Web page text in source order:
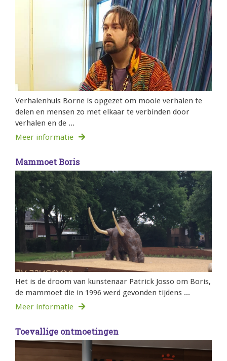
Verhalenhuis Borne is opgezet om mooie verhalen te
delen en mensen zo met elkaar te verbinden door
verhalen en de ...
Meer informatie
Mammoet Boris
Het is de droom van kunstenaar Patrick Josso om Boris,
de mammoet die in 1996 werd gevonden tijdens ...
Meer informatie
Toevallige ontmoetingen